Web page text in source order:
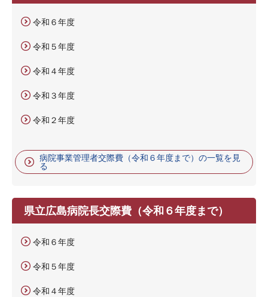
令和６年度
令和５年度
令和４年度
令和３年度
令和２年度
病院事業管理者交際費（令和６年度まで）の一覧を見
る
県立広島病院長交際費（令和６年度まで）
令和６年度
令和５年度
令和４年度